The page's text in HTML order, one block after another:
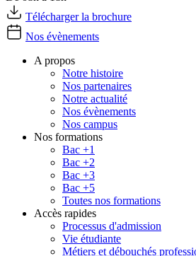
Télécharger la brochure
Nos évènements
A propos
Notre histoire
Nos partenaires
Notre actualité
Nos évènements
Nos campus
Nos formations
Bac +1
Bac +2
Bac +3
Bac +5
Toutes nos formations
Accès rapides
Processus d'admission
Vie étudiante
Métiers et débouchés